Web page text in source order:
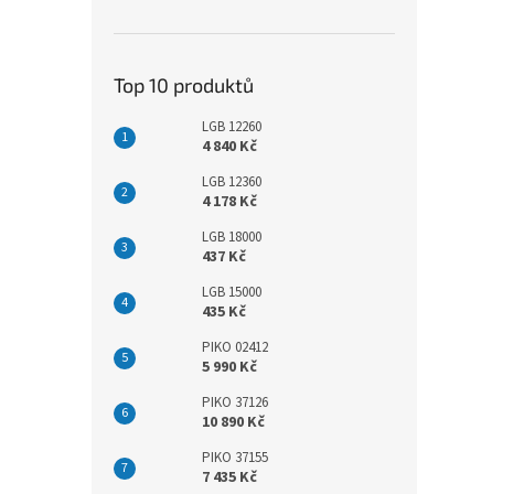
Top 10 produktů
LGB 12260
4 840 Kč
LGB 12360
4 178 Kč
LGB 18000
437 Kč
LGB 15000
435 Kč
PIKO 02412
5 990 Kč
PIKO 37126
10 890 Kč
PIKO 37155
7 435 Kč